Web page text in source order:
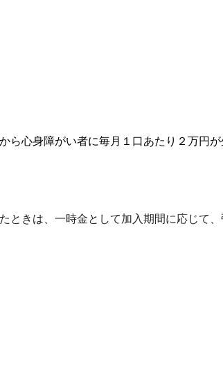
ら心身障がい者に毎月１口あたり２万円
ときは、一時金として加入期間に応じて